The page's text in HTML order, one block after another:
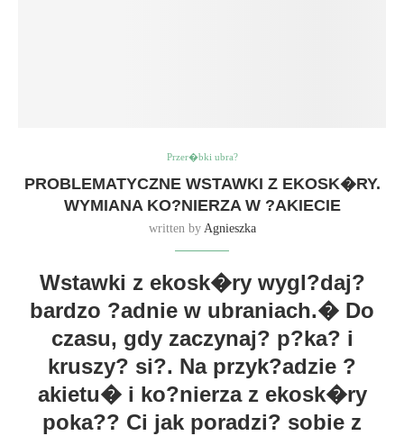
Przer�bki ubra?
PROBLEMATYCZNE WSTAWKI Z EKOSK�RY.
WYMIANA KO?NIERZA W ?AKIECIE
written by Agnieszka
Wstawki z ekosk�ry wygl?daj?
bardzo ?adnie w ubraniach.� Do
czasu, gdy zaczynaj? p?ka? i
kruszy? si?. Na przyk?adzie ?
akietu� i ko?nierza z ekosk�ry
poka?? Ci jak poradzi? sobie z